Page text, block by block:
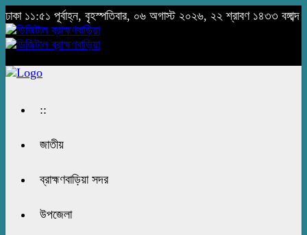
ঢাকা ১১:৫১ পূর্বাহ্ন, বৃহস্পতিবার, ০৬ অগাস্ট ২০২৬, ২২ শ্রাবণ ১৪৩৩ বঙ্গাব্দ
::
জাতীয়
ব্রাহ্মণবাড়িয়া সদর
উপজেলা